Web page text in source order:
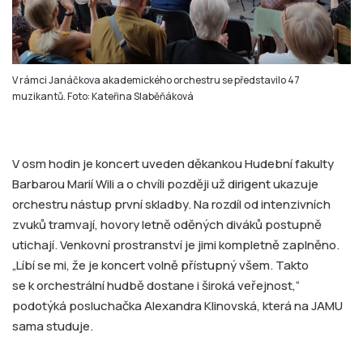
V rámci Janáčkova akademického orchestru se představilo 47
muzikantů. Foto: Kateřina Slaběňáková
V osm hodin je koncert uveden děkankou Hudební fakulty
Barbarou Marií Wili a o chvíli později už dirigent ukazuje
orchestru nástup první skladby. Na rozdíl od intenzivních
zvuků tramvají, hovory letně oděných diváků postupně
utichají. Venkovní prostranství je jimi kompletně zaplněno.
„Líbí se mi, že je koncert volně přístupný všem. Takto
se k orchestrální hudbě dostane i široká veřejnost,“
podotýká posluchačka Alexandra Klinovská, která na JAMU
sama studuje.